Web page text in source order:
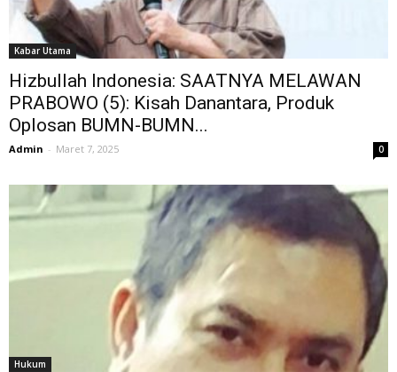
Kabar Utama
Hizbullah Indonesia: SAATNYA MELAWAN
PRABOWO (5): Kisah Danantara, Produk
Oplosan BUMN-BUMN...
Admin - Maret 7, 2025 0
Hukum